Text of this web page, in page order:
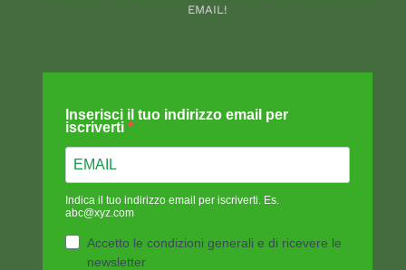
EMAIL!
Inserisci il tuo indirizzo email per
iscriverti
Indica il tuo indirizzo email per iscriverti. Es.
abc@xyz.com
Accetto le condizioni generali e di ricevere le
newsletter